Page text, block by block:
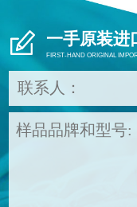
一手原装进
FIRST-HAND ORIGINAL